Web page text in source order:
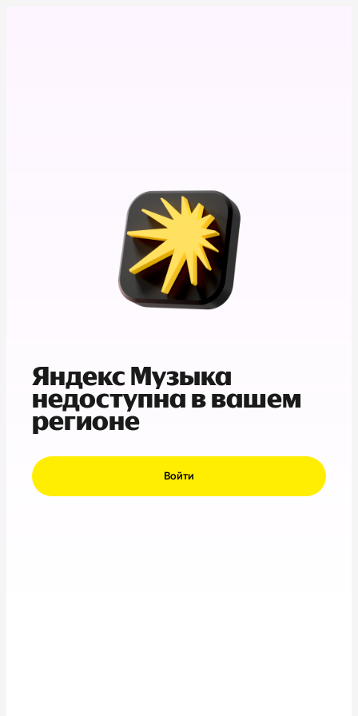
Яндекс Музыка
недоступна в вашем
регионе
Войти